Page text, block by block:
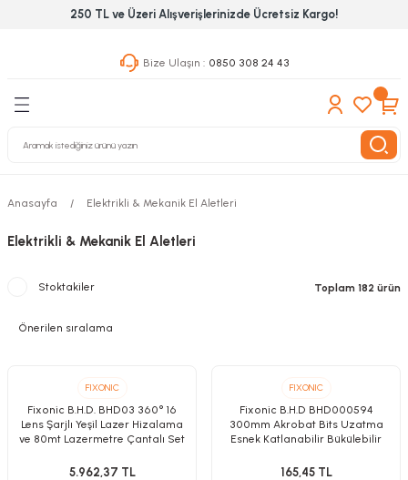
250 TL ve Üzeri Alışverişlerinizde Ücretsiz Kargo!
Bize Ulaşın : 0850 308 24 43
Geri Dön
Geri Dön
& Nalburiye
Grubu
Aletleri
Hizmet Dolapları
Geri Dön
Anasayfa Elektrikli & Mekanik El Aletleri
Elektrikli & Mekanik El Aletleri
Stoktakiler Toplam 182 ürün
FIXONIC
Fixonic B.H.D. BHD03 360° 16
Lens Şarjlı Yeşil Lazer Hizalama
ve 80mt Lazermetre Çantalı Set
5.962,37 TL
FIXONIC
Fixonic B.H.D BHD000594
300mm Akrobat Bits Uzatma
Esnek Katlanabilir Bükülebilir
165,45 TL